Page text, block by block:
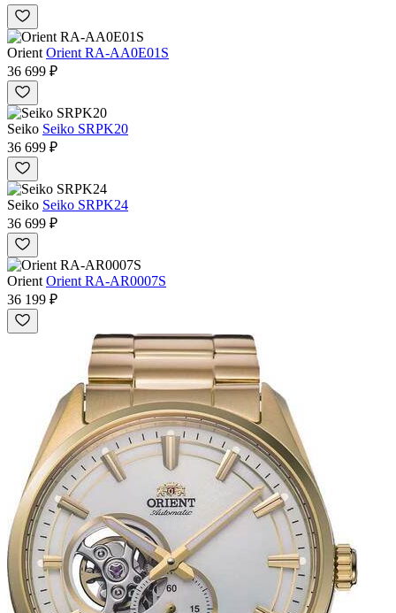
Orient Orient RA-AA0E01S
36 699 ₽
Seiko Seiko SRPK20
36 699 ₽
Seiko Seiko SRPK24
36 699 ₽
Orient Orient RA-AR0007S
36 199 ₽